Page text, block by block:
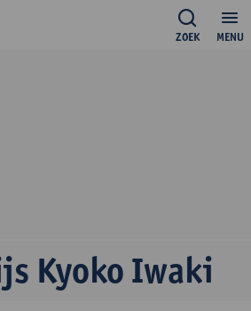
MENU
ZOEK
Kyoko Iwaki